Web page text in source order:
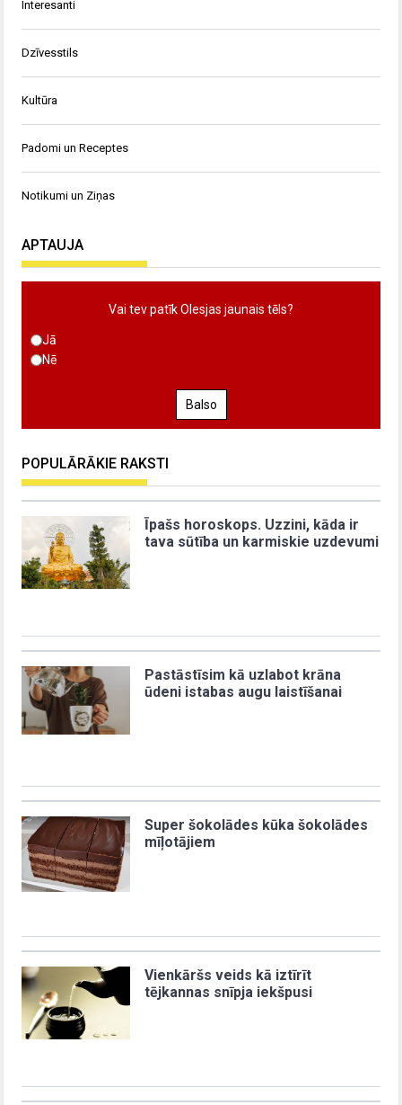
Interesanti
Dzīvesstils
Kultūra
Padomi un Receptes
Notikumi un Ziņas
APTAUJA
Vai tev patīk Olesjas jaunais tēls?
Jā
Nē
Balso
POPULĀRĀKIE RAKSTI
Īpašs horoskops. Uzzini, kāda ir
tava sūtība un karmiskie uzdevumi
Pastāstīsim kā uzlabot krāna
ūdeni istabas augu laistīšanai
Super šokolādes kūka šokolādes
mīļotājiem
Vienkāršs veids kā iztīrīt
tējkannas snīpja iekšpusi